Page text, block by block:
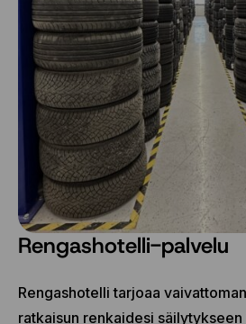
Rengashotelli-palvelu
Rengashotelli tarjoaa
ratkaisun renkaidesi